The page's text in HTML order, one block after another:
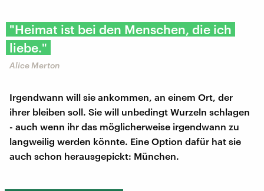
"Heimat ist bei den Menschen, die ich
liebe."
Alice Merton
Irgendwann will sie ankommen, an einem Ort, der
ihrer bleiben soll. Sie will unbedingt Wurzeln schlagen
- auch wenn ihr das möglicherweise irgendwann zu
langweilig werden könnte. Eine Option dafür hat sie
auch schon herausgepickt: München.